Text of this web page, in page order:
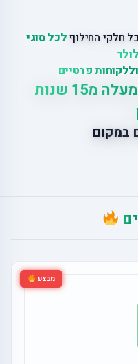
חלקי החילוףלכל סוגי
פרטיים
מובילים בסלולר עם למעלה מ15 שנות
במקום
מבצע